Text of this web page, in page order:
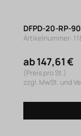
DFPD-20-RP-
Artikelnummer:
ab 147,61 €
(Preis pro St.)
zzgl. MwSt. und